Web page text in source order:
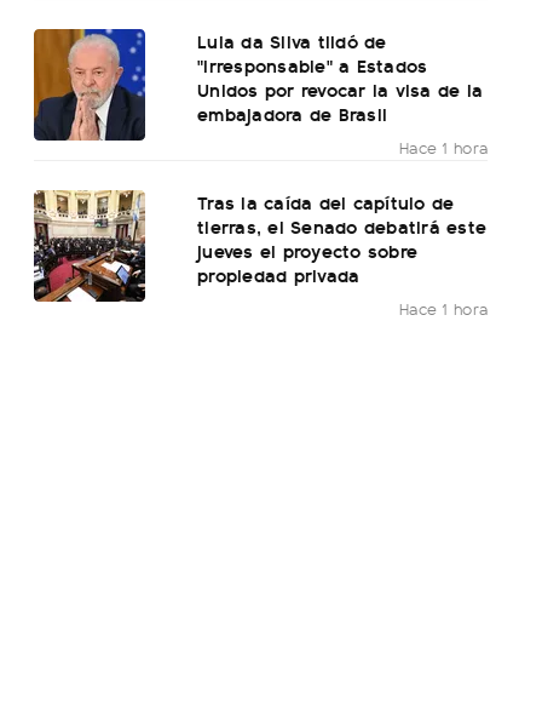
Lula da Silva tildó de
"irresponsable" a Estados
Unidos por revocar la visa de la
embajadora de Brasil
Hace 1 hora
Tras la caída del capítulo de
tierras, el Senado debatirá este
jueves el proyecto sobre
propiedad privada
Hace 1 hora